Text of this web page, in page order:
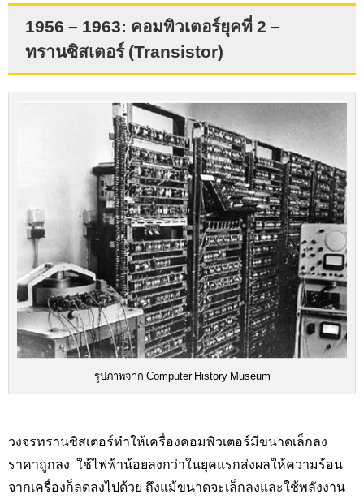
1956 – 1963: คอมพิวเตอร์ยุคที่ 2 –
ทรานซิสเตอร์ (Transistor)
รูปภาพจาก Computer History Museum
วงจรทรานซิสเตอร์ทำให้เครื่องคอมพิวเตอร์มีขนาดเล็กลง
ราคาถูกลง ใช้ไฟฟ้าน้อยลงกว่าในยุคแรกส่งผลให้ความร้อน
จากเครื่องก็ลดลงไปด้วย ถึงแม้ขนาดจะเล็กลงและใช้พลังงาน